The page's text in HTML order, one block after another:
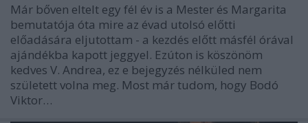
Már bőven eltelt egy fél év is a Mester és Margarita
bemutatója óta mire az évad utolsó előtti
előadására eljutottam - a kezdés előtt másfél órával
ajándékba kapott jeggyel. Ezúton is köszönöm
kedves V. Andrea, ez e bejegyzés nélküled nem
született volna meg. Most már tudom, hogy Bodó
Viktor…